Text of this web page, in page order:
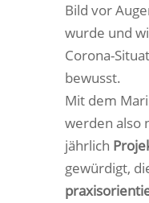
Bild vor
wurde und
Corona-
bewusst.
Mit dem
werden also
jährlich
gewürdigt,